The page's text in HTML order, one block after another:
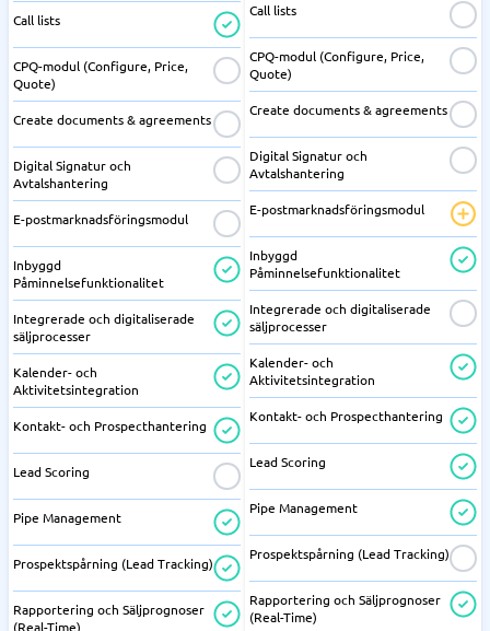
Call lists
CPQ-modul (Configure, Price,
Quote)
Create documents & agreements
Digital Signatur och
Avtalshantering
E-postmarknadsföringsmodul
Inbyggd
Påminnelsefunktionalitet
Integrerade och digitaliserade
säljprocesser
Kalender- och
Aktivitetsintegration
Kontakt- och Prospecthantering
Lead Scoring
Pipe Management
Prospektspårning (Lead Tracking)
Rapportering och Säljprognoser
(Real-Time)
Call lists
CPQ-modul (Configure, Price,
Quote)
Create documents & agreements
Digital Signatur och
Avtalshantering
E-postmarknadsföringsmodul
Inbyggd
Påminnelsefunktionalitet
Integrerade och digitaliserade
säljprocesser
Kalender- och
Aktivitetsintegration
Kontakt- och Prospecthantering
Lead Scoring
Pipe Management
Prospektspårning (Lead Tracking)
Rapportering och Säljprognoser
(Real-Time)